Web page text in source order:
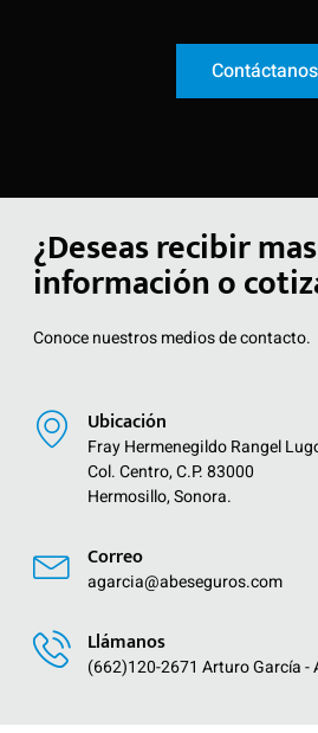
Contáctanos
¿Deseas recibir mas
información o
Conoce nuestros medios de contacto.
Ubicación
Fray Hermenegildo Rangel
Col. Centro, C.P. 83000
Hermosillo, Sonora.
Correo
agarcia@abeseguros.com
Llámanos
(662)120-2671 Arturo García